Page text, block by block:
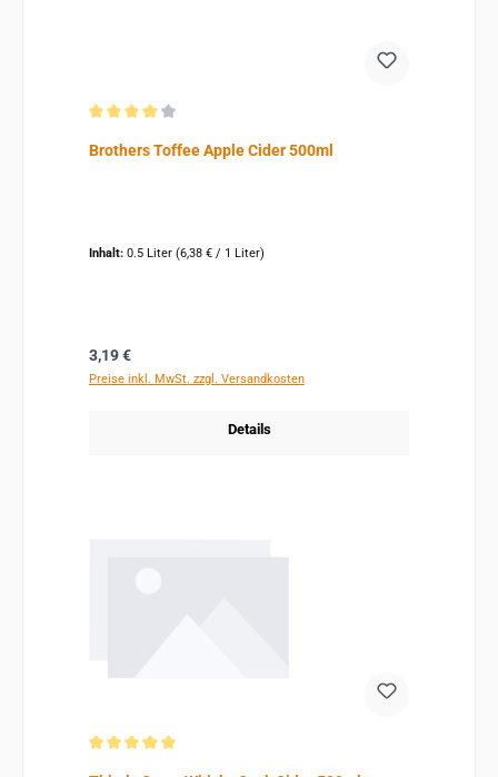
Brothers Toffee Apple Cider 500ml
Inhalt: 0.5 Liter (6,38 € / 1 Liter)
Regulärer Preis:
3,19 €
Preise inkl. MwSt. zzgl. Versandkosten
Details